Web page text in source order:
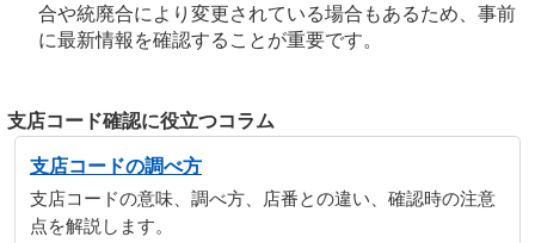
合や統廃合により変更されている場合もあるため、事前
に最新情報を確認することが重要です。
支店コード確認に役立つコラム
支店コードの調べ方
支店コードの意味、調べ方、店番との違い、確認時の注意
点を解説します。